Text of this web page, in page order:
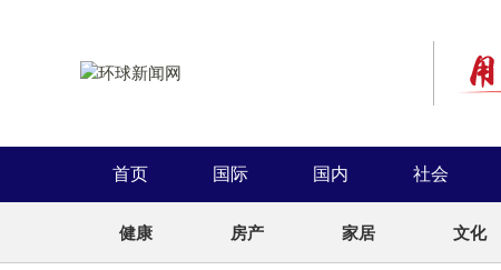
首页 国际 国内 社会
健康 房产 家居 文化